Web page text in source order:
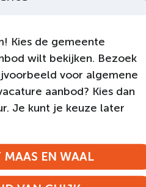
36 79 01
Algemeen
werk
Kies de gemeente
wilt bekijken. Bezoek
voor algemene
aanbod? Kies dan
Je kunt je keuze later
MAAS EN WAAL